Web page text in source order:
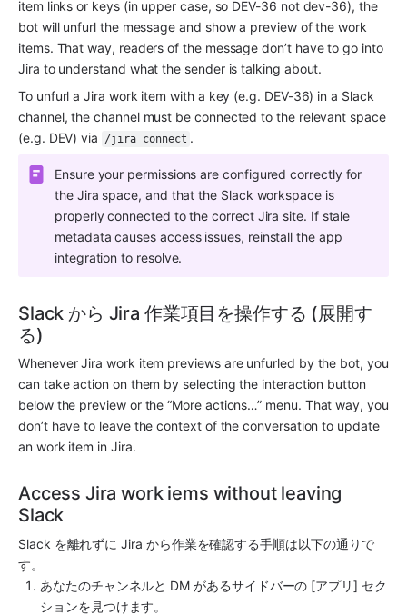
item links or keys (in upper case, so DEV-36 not dev-36), the
bot will unfurl the message and show a preview of the work
items. That way, readers of the message don’t have to go into
Jira to understand what the sender is talking about.
To unfurl a Jira work item with a key (e.g. DEV-36) in a Slack
channel, the channel must be connected to the relevant space
(e.g. DEV) via
/jira connect .
Ensure your permissions are configured correctly for
the Jira space, and that the Slack workspace is
properly connected to the correct Jira site. If stale
metadata causes access issues, reinstall the app
integration to resolve.
Slack から Jira 作業項目を操作する (展開す
る)
Whenever Jira work item previews are unfurled by the bot, you
can take action on them by selecting the interaction button
below the preview or the “More actions…” menu. That way, you
don’t have to leave the context of the conversation to update
an work item in Jira.
Access Jira work iems without leaving
Slack
Slack を離れずに Jira から作業を確認する手順は以下の通りで
す。
あなたのチャンネルと DM があるサイドバーの [アプリ] セク
ションを見つけます。